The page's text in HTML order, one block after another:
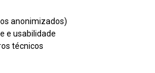
anonimizados)
e usabilidade
técnicos